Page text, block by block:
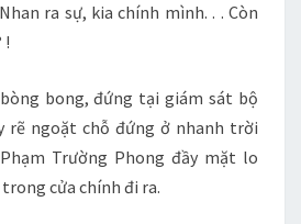
ra sự, kia chính mình. . . Còn
!
bong, đứng tại giám sát bộ
rẽ ngoặt chỗ đứng ở nhanh trời
Trường Phong đầy mặt lo
cửa chính đi ra.